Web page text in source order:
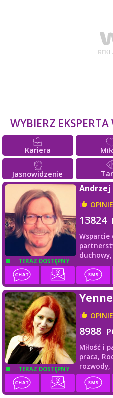
WYBIERZ
Kariera
Jasnowidzenie
TERAZ DOSTĘPNY
Andrzej
OPINIE
13824
Wsparcie
duchowy,
TERAZ DOSTĘPNY
OPINIE
8988
Miłość i
praca,
rozwody,